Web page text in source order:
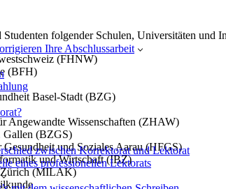
Ihre Abschlussarbeit
zwischen Korrektorat und Lektorat
eines professionellen Lektorats
folgender Schulen, Universitäten und
(FHNW)
(BFH)
Basel-Stadt (BZG)
Angewandte Wissenschaften (ZHAW)
Gallen (BZGS)
Gesundheit und Soziales Aarau (HFGS)
und Wirtschaft (IBZ)
Zürich (MILAK)